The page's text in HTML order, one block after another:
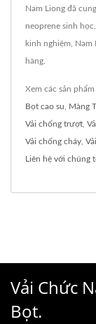
Nam Liong đã
neoprene sinh
kinh nghiệm, Nam
hàng.
Xem các sản
Bọt cao su Màng
Vải chống trượt
Vải chống cháy
Liên hệ với chúng
Vải Chức
Bọt.